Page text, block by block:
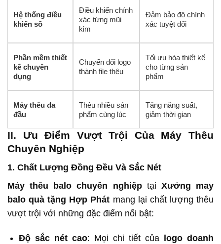
Hệ thống điều
khiển số
Điều khiển chính
xác từng mũi
kim
Đảm bảo độ chính
xác tuyệt đối
Phần mềm thiết
kế chuyên
dụng
Chuyển đổi logo
thành file thêu
Tối ưu hóa thiết kế
cho từng sản
phẩm
Máy thêu đa
đầu
Thêu nhiều sản
phẩm cùng lúc
Tăng năng suất,
giảm thời gian
II. Ưu Điểm Vượt Trội Của Máy Thêu
Chuyên Nghiệp
1. Chất Lượng Đồng Đều Và Sắc Nét
Máy thêu balo chuyên nghiệptại Xưởng may
balo quà tặng Hợp Phát mang lại chất lượng thêu
vượt trội với những đặc điểm nổi bật:
Độ sắc nét cao: Mọi chi tiết của
logo doanh